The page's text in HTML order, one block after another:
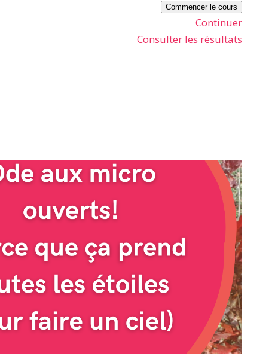
Commencer le cours
Continuer
Consulter les résultats